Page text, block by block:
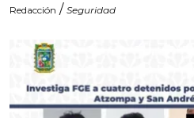
Redacción / Seguridad